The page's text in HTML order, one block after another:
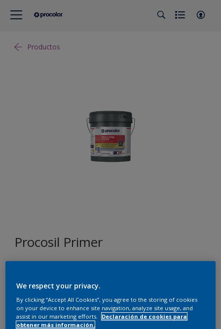
Productos
Procosil Primer
Cantidad Calculadora de pintura
We respect your privacy.
By clicking “Accept All Cookies”, you agree to the storing of cookies
on your device to enhance site navigation, analyze site usage, and
assist in our marketing efforts.
Declaración de cookies para
obtener más información.